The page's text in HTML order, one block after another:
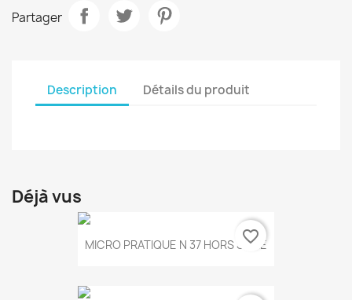
Partager
Description Détails du produit
Déjà vus
MICRO PRATIQUE N 37 HORS SERIE
favorite_border